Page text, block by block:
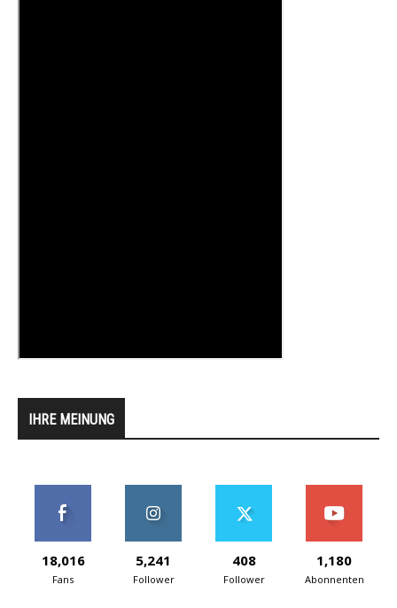
IHRE MEINUNG
18,016
Fans
5,241
Follower
408
Follower
1,180
Abonnenten